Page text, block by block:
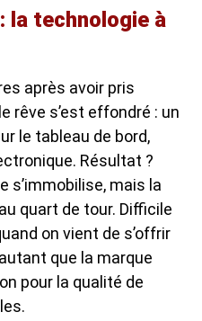
la technologie à
après avoir pris
rêve s’est effondré : un
le tableau de bord,
Résultat ?
s’immobilise, mais la
quart de tour. Difficile
on vient de s’offrir
que la marque
pour la qualité de